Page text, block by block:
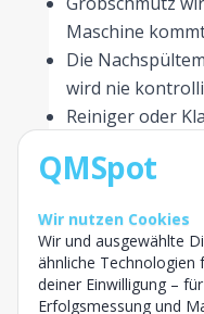
Maschine
Die
wird nie
Reiniger oder
Filter und
Wartung und
aufgeschoben,
QMSpot
Wir nutzen Cookies
Wir und ausgewählte
ähnliche Technologien
deiner Einwilligung –
Erfolgsmessung und